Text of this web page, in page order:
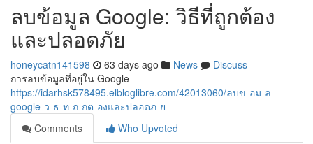
ลบข้อมูล Google: วิธีที่ถูกต้อง
และปลอดภัย
honeycatn141598 63 days ago News
Discuss
การลบข้อมูลที่อยู่ใน Google
https://idarhsk578495.elbloglibre.com/42013060/ลบข-อม-ล-
google-ว-ธ-ท-ถ-กต-องและปลอดภ-ย
Comments
Who Upvoted